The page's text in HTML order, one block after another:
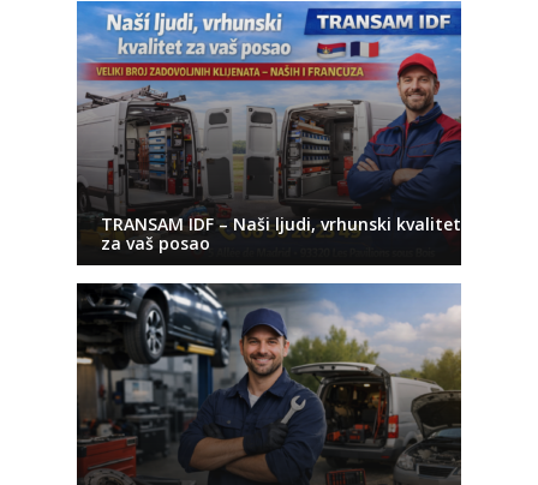
TRANSAM IDF – Naši ljudi, vrhunski kvalitet
za vaš posao